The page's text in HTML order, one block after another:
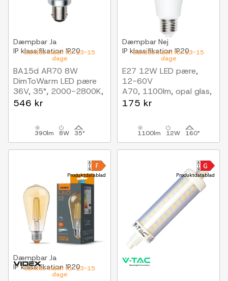
Sendes inden for 13-15
dage
Dæmpbar Ja
IP klassifikation IP20
BA15d AR70 8W
DimToWarm LED pære
36V, 35°, 2000-2800K,
390lm
546 kr
390lm 8W 35°
Sendes inden for 13-15
dage
Dæmpbar Nej
IP klassifikation IP20
E27 12W LED pære,
12-60V
A70, 1100lm, opal glas,
3000K, AC/DC
175 kr
1100lm 12W 160°
Produktdatablad
Sendes inden for 13-15
dage
Dæmpbar Ja
IP klassifikation IP20
Produktdatablad